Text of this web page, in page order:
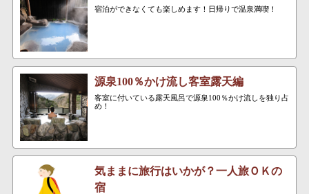
宿泊ができなくても楽しめます！日帰りで温泉満喫！
源泉100％かけ流し客室露天編
客室に付いている露天風呂で源泉100％かけ流しを独り占
め！
気ままに旅行はいかが？一人旅ＯＫの
宿